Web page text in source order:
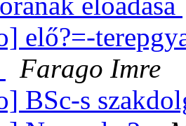
elő?=-
Farago Imre
BSc-s